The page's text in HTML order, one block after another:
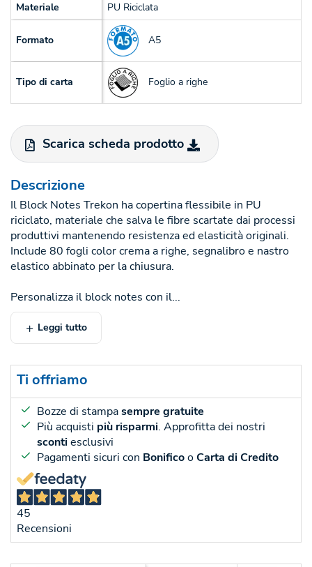
Materiale
PU Riciclata
Formato A5
Tipo di carta Foglio a righe
Scarica scheda prodotto
Descrizione
Il Block Notes Trekon ha copertina flessibile in PU
riciclato, materiale che salva le fibre scartate dai processi
produttivi mantenendo resistenza ed elasticità originali.
Include 80 fogli color crema a righe, segnalibro e nastro
elastico abbinato per la chiusura.
Personalizza il block notes con il...
Leggi tutto
Ti offriamo
Bozze di stampasempre gratuite
Più acquisti più risparmi. Approfitta dei nostri
scontiesclusivi
Pagamenti sicuri con BonificooCarta di Credito
45
Recensioni